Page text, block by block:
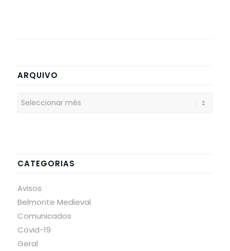
ARQUIVO
CATEGORIAS
Avisos
Belmonte Medieval
Comunicados
Covid-19
Geral